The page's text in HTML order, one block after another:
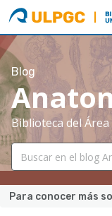
ULPGC
Blog
Biblioteca del Área
Para conocer más